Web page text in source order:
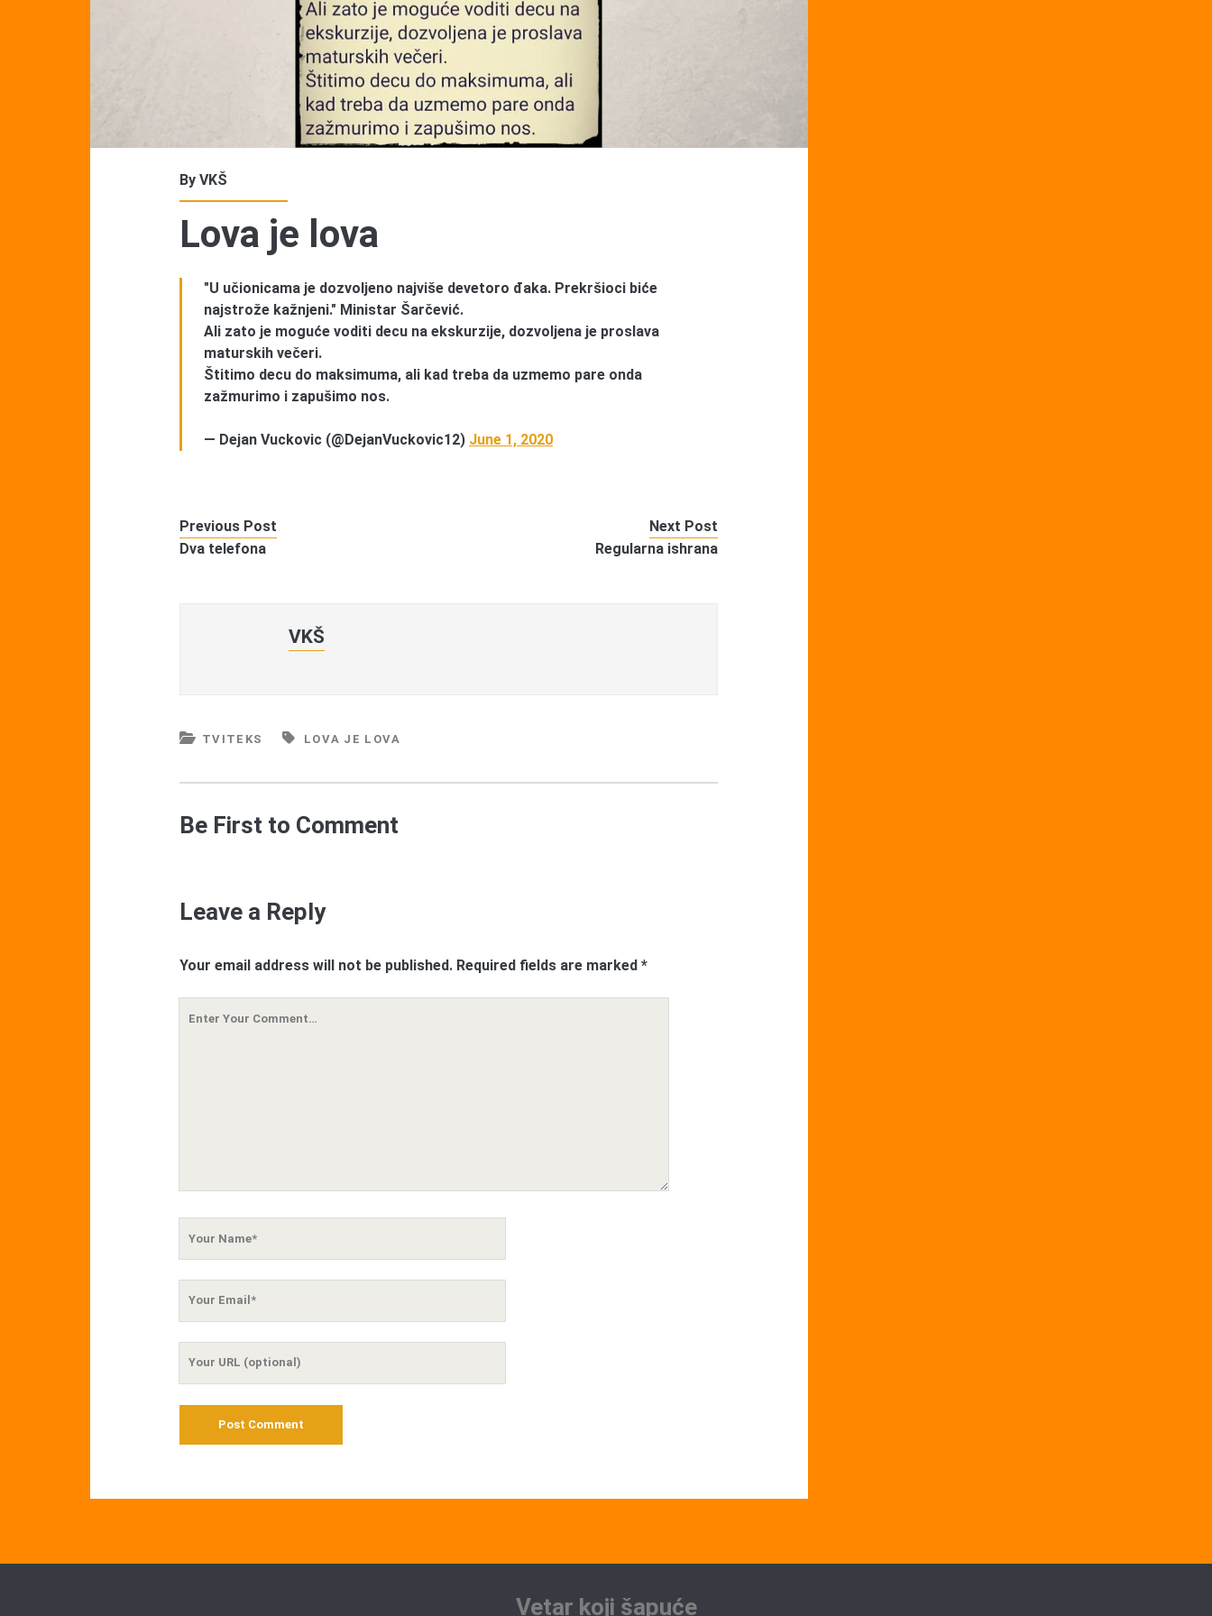
ByVKŠ
Lova je lova
"U učionicama je dozvoljeno najviše devetoro đaka. Prekršioci biće
najstrože kažnjeni." Ministar Šarčević.
Ali zato je moguće voditi decu na ekskurzije, dozvoljena je proslava
maturskih večeri.
Štitimo decu do maksimuma, ali kad treba da uzmemo pare onda
zažmurimo i zapušimo nos.
— Dejan Vuckovic (@DejanVuckovic12) June 1, 2020
Previous Post
Dva telefona
Next Post
Regularna ishrana
VKŠ
TVITEKS LOVA JE LOVA
Be First to Comment
Leave a Reply
Your email address will not be published. Required fields are marked*
Vetar koji šapuće